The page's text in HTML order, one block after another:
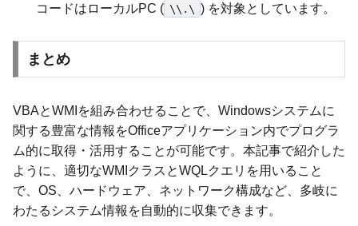
コードはローカルPC ( \\.\ ) を対象としています。
まとめ
VBAとWMIを組み合わせることで、Windowsシステムに
関する豊富な情報をOfficeアプリケーション内でプログラ
ム的に取得・活用することが可能です。本記事で紹介した
ように、適切なWMIクラスとWQLクエリを用いること
で、OS、ハードウェア、ネットワーク構成など、多岐に
わたるシステム情報を自動的に収集できます。